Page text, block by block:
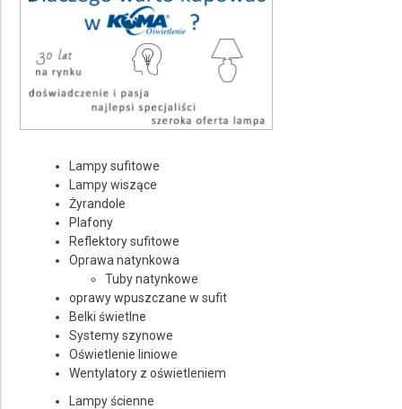
Rodzaj źródła światła
Wybierz
Średnica Ø
Wybierz
Rodzaj trzonka żarówki
Wybierz
Producent
MAXlight
Cena
Lampy sufitowe
Lampy wiszące
Żyrandole
Plafony
Reflektory sufitowe
Oprawa natynkowa
Tuby natynkowe
oprawy wpuszczane w sufit
Belki świetlne
Systemy szynowe
Oświetlenie liniowe
Wentylatory z oświetleniem
Lampy ścienne